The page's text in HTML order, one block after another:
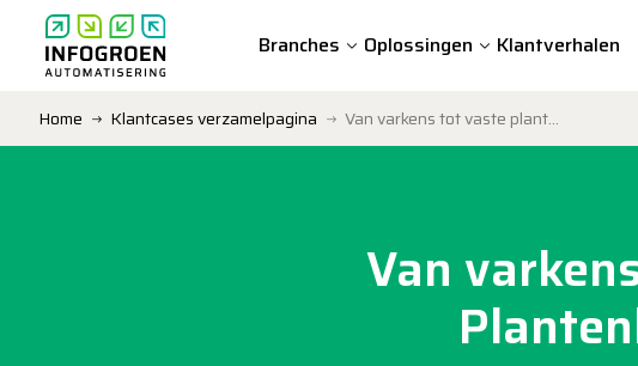
Branches Oplossingen Klantverhalen
Home Klantcases verzamelpagina Van varkens tot vaste planten bij Vaste Plantenkwekerij mts. Lucassen
Van